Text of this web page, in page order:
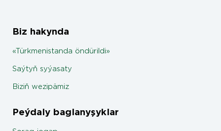
Biz hakynda
«Türkmenistanda öndürildi»
Saýtyň syýasaty
Biziň wezipämiz
Peýdaly baglanyşyklar